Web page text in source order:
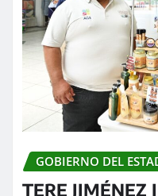
GOBIERNO DEL
TERE JIMÉNEZ